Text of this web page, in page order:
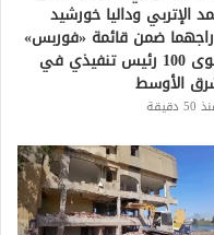
الإتربي وداليا خورشيد
ضمن قائمة «فوربس»
لأقوى 100 رئيس تنفيذي في
الأوسط
دقيقة